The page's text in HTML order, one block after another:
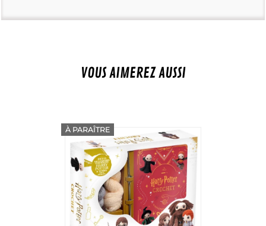
VOUS AIMEREZ AUSSI
À PARAÎTRE